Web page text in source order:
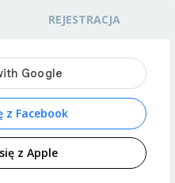
REJESTRACJA
z Facebook
z Apple